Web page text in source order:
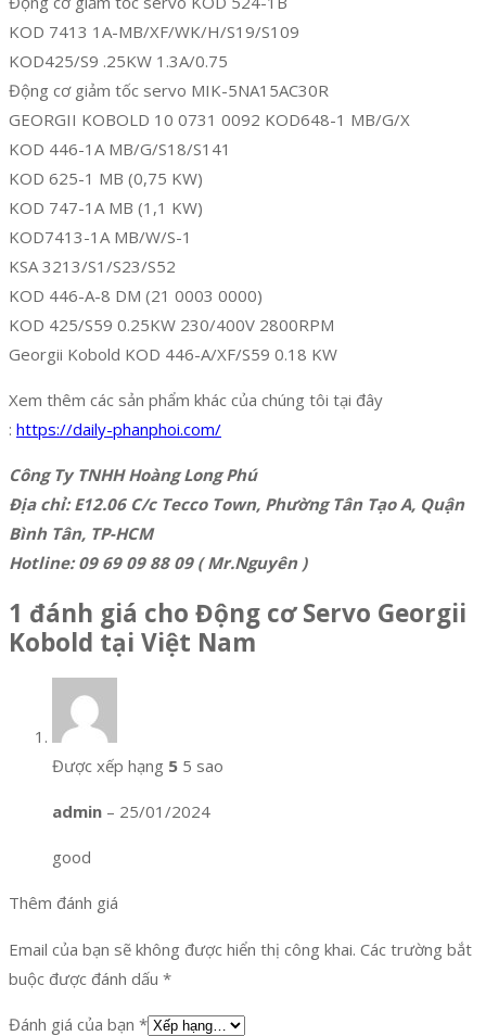
KOD 7413 1A-MB/XF/WK/H/S19/S109
KOD425/S9 .25KW 1.3A/0.75
Động cơ giảm tốc servo MIK-5NA15AC30R
GEORGII KOBOLD 10 0731 0092 KOD648-1 MB/G/X
KOD 446-1A MB/G/S18/S141
KOD 625-1 MB (0,75 KW)
KOD 747-1A MB (1,1 KW)
KOD7413-1A MB/W/S-1
KSA 3213/S1/S23/S52
KOD 446-A-8 DM (21 0003 0000)
KOD 425/S59 0.25KW 230/400V 2800RPM
Georgii Kobold KOD 446-A/XF/S59 0.18 KW
Xem thêm các sản phẩm khác của chúng tôi tại đây
: https://daily-phanphoi.com/
Công Ty TNHH Hoàng Long Phú
Địa chỉ: E12.06 C/c Tecco Town, Phường Tân Tạo A, Quận
Bình Tân, TP-HCM
Hotline: 09 69 09 88 09 ( Mr.Nguyên )
1 đánh giá cho Động cơ Servo Georgii
Kobold tại Việt Nam
Được xếp hạng 5 5 sao
admin – 25/01/2024
good
Thêm đánh giá
Email của bạn sẽ không được hiển thị công khai. Các trường bắt
buộc được đánh dấu *
Đánh giá của bạn *